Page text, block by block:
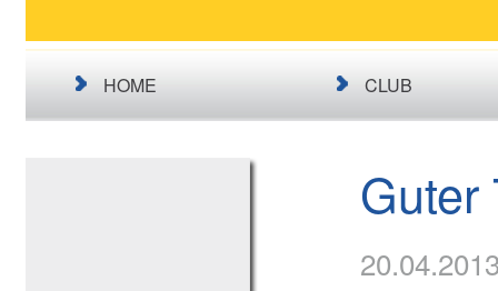
HOME CLUB
Guter